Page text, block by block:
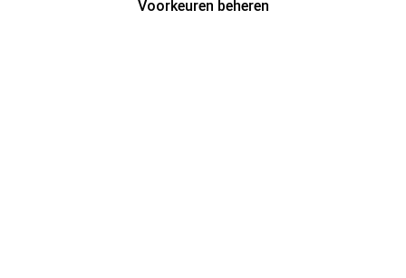
Voorkeuren beheren